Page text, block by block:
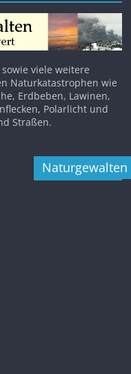
viele weitere
Naturkatastrophen wie
Erdbeben, Lawinen,
Polarlicht und
Straßen.
Naturgewalten